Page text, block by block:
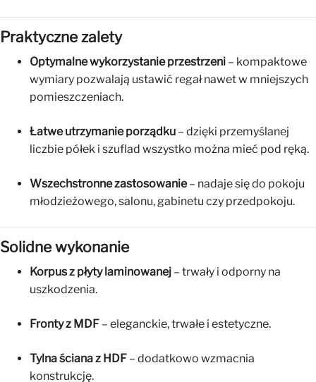
Praktyczne zalety
Optymalne wykorzystanie przestrzeni – kompaktowe
wymiary pozwalają ustawić regał nawet w mniejszych
pomieszczeniach.
Łatwe utrzymanie porządku – dzięki przemyślanej
liczbie półek i szuflad wszystko można mieć pod ręką.
Wszechstronne zastosowanie– nadaje się do pokoju
młodzieżowego, salonu, gabinetu czy przedpokoju.
Solidne wykonanie
Korpus z płyty laminowanej – trwały i odporny na
uszkodzenia.
Fronty z MDF – eleganckie, trwałe i estetyczne.
Tylna ściana z HDF – dodatkowo wzmacnia
konstrukcję.